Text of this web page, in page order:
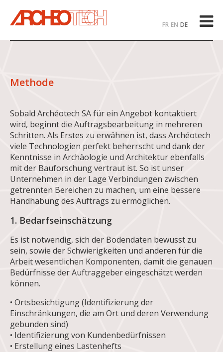
FR EN DE
Methode
Sobald Archéotech SA für ein Angebot kontaktiert
wird, beginnt die Auftragsbearbeitung in mehreren
Schritten. Als Erstes zu erwähnen ist, dass Archéotech
viele Technologien perfekt beherrscht und dank der
Kenntnisse in Archäologie und Architektur ebenfalls
mit der Bauforschung vertraut ist. So ist unser
Unternehmen in der Lage Verbindungen zwischen
getrennten Bereichen zu machen, um eine bessere
Handhabung des Auftrags zu ermöglichen.
1. Bedarfseinschätzung
Es ist notwendig, sich der Bodendaten bewusst zu
sein, sowie der Schwierigkeiten und anderen für die
Arbeit wesentlichen Komponenten, damit die genauen
Bedürfnisse der Auftraggeber eingeschätzt werden
können.
• Ortsbesichtigung (Identifizierung der
Einschränkungen, die am Ort und deren Verwendung
gebunden sind)
• Identifizierung von Kundenbedürfnissen
• Erstellung eines Lastenhefts